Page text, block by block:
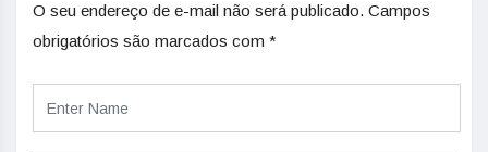
O seu endereço de e-mail não será publicado. Campos
obrigatórios são marcados com *